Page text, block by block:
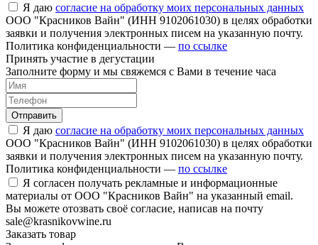
Я даю согласие на обработку моих персональных данных
ООО "Красников Вайн" (ИНН 9102061030) в целях обработки
заявки и получения электронных писем на указанную почту.
Политика конфиденциальности — по ссылке
Принять участие в дегустации
Заполните форму и мы свяжемся с Вами в течение часа
Отправить
Я даю согласие на обработку моих персональных данных
ООО "Красников Вайн" (ИНН 9102061030) в целях обработки
заявки и получения электронных писем на указанную почту.
Политика конфиденциальности — по ссылке
Я согласен получать рекламные и информационные
материалы от ООО "Красников Вайн" на указанный email.
Вы можете отозвать своё согласие, написав на почту
sale@krasnikovwine.ru
Заказать товар